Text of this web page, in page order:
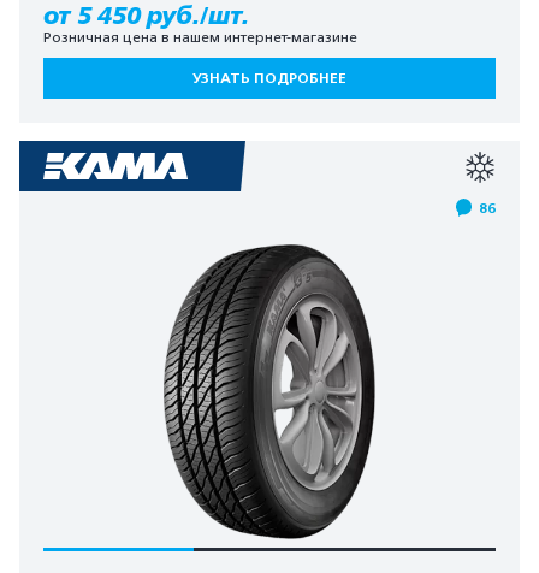
от 5 450 руб./шт.
Розничная цена в нашем интернет-магазине
УЗНАТЬ ПОДРОБНЕЕ
86